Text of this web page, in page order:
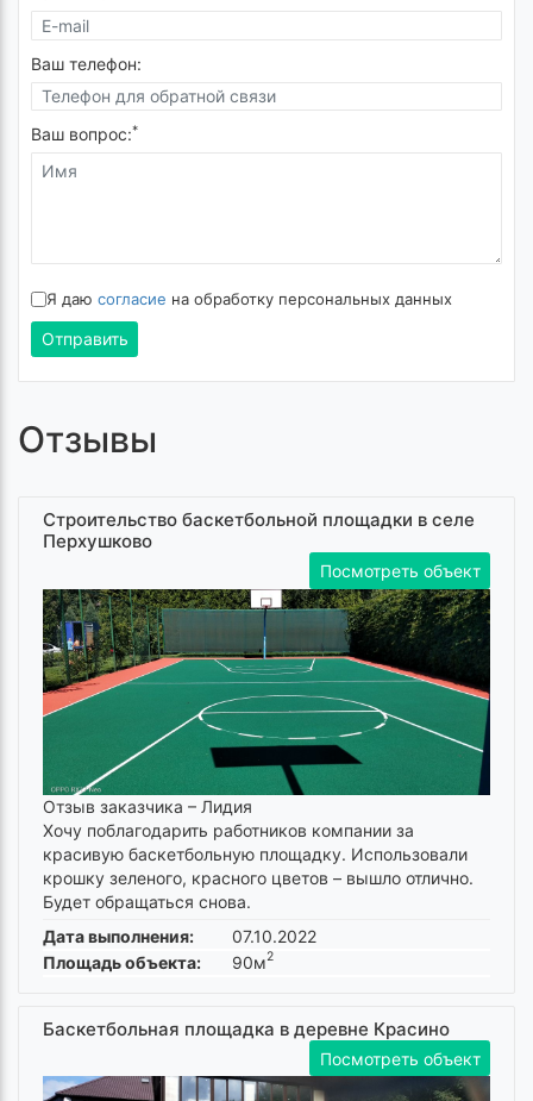
Ваш телефон:
Ваш вопрос:*
Я даю согласие на обработку персональных данных
Отправить
Отзывы
Строительство баскетбольной площадки в селе
Перхушково
Посмотреть объект
Отзыв заказчика – Лидия
Хочу поблагодарить работников компании за
красивую баскетбольную площадку. Использовали
крошку зеленого, красного цветов – вышло отлично.
Будет обращаться снова.
Дата выполнения:
07.10.2022
Площадь объекта:
90м2
Баскетбольная площадка в деревне Красино
Посмотреть объект